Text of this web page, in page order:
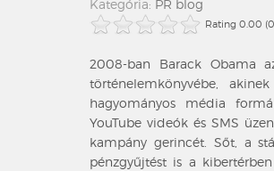
Kategória: PR blog
Rating 0.00
2008-ban Barack Obama
történelemkönyvébe,
hagyományos média
YouTube videók és SMS
kampány gerincét. Sőt, a
pénzgyűjtést is a